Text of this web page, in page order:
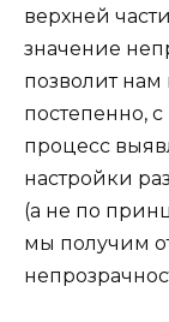
верхней
значение
позволит
постепенно,
процесс
настройки
(а не по
мы получим